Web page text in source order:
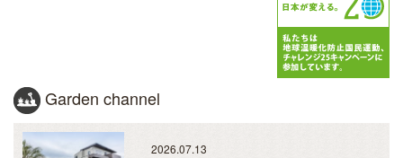
Garden channel
2026.07.13